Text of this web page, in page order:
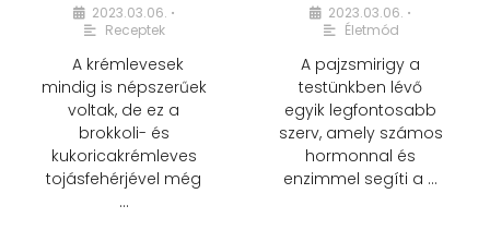
2023.03.06. •
Receptek
A krémlevesek
mindig is népszerűek
voltak, de ez a
brokkoli- és
kukoricakrémleves
tojásfehérjével még
…
2023.03.06. •
Életmód
A pajzsmirigy a
testünkben lévő
egyik legfontosabb
szerv, amely számos
hormonnal és
enzimmel segíti a …